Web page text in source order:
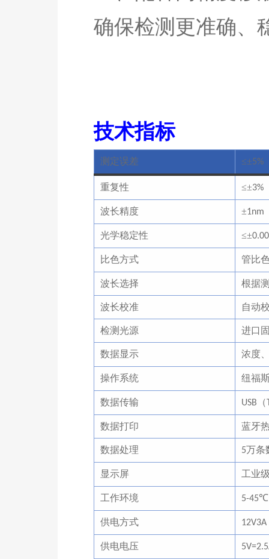
确保检测更准确、
技术指标
测定误差 ≤±5%
重复性 ≤±3%
波长精度 ±1nm
光学稳定性 ≤±
比色方式 管比
波长选择 根据
波长校准 自动
检测光源 进口
数据显示 浓度
操作系统 纽福
数据传输 USB （
数据打印 蓝牙
数据处理 5万条
显示屏 工业
工作环境 5-45℃
供电方式 12V3A
供电电压